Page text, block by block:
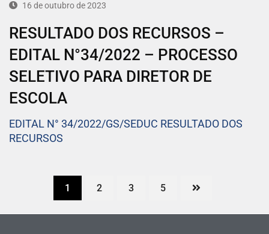
16 de outubro de 2023
RESULTADO DOS RECURSOS –
EDITAL N°34/2022 – PROCESSO
SELETIVO PARA DIRETOR DE
ESCOLA
EDITAL N° 34/2022/GS/SEDUC RESULTADO DOS
RECURSOS
1 2 3 5